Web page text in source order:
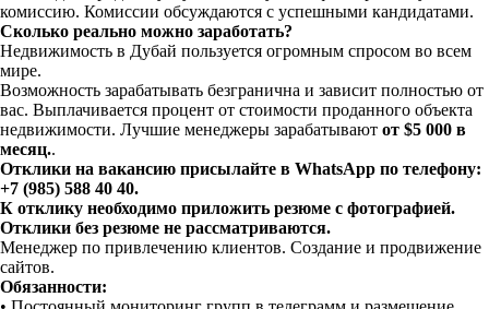
комиссию. Комиссии обсуждаются с успешными кандидатами.
Сколько реально можно заработать?
Недвижимость в Дубай пользуется огромным спросом во всем
мире.
Возможность зарабатывать безгранична и зависит полностью от
вас. Выплачивается процент от стоимости проданного объекта
недвижимости. Лучшие менеджеры зарабатывают от $5 000 в
месяц..
Отклики на вакансию присылайте в WhatsApp по телефону:
+7 (985) 588 40 40.
К отклику необходимо приложить резюме с фотографией.
Отклики без резюме не рассматриваются.
Менеджер по привлечению клиентов. Создание и продвижение
сайтов.
Обязанности: